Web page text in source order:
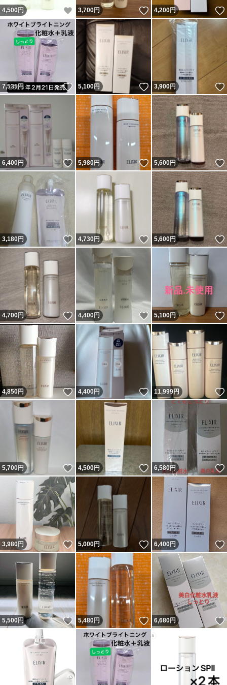
4,500円 いいね！
3,700円 いいね！
4,200円
7,535円 いいね！
5,100円 いいね！
3,900円
6,400円 いいね！
5,980円 いいね！
5,600円
3,180円 いいね！
4,730円 いいね！
5,600円
4,700円 いいね！
4,400円 いいね！
5,100円
4,850円 いいね！
4,400円 いいね！
11,999円
5,700円 いいね！
4,500円 いいね！
6,580円
3,980円 いいね！
5,000円 いいね！
6,400円
5,500円 いいね！
5,480円 いいね！
6,680円